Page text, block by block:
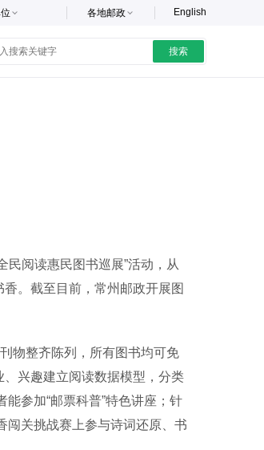
English
各地邮政
搜索
阅读惠民图书巡展”活动，从
。截至目前，常州邮政开展图
物整齐陈列，所有图书均可免
兴趣建立阅读数据模型，分类
能参加“邮票科普”特色讲座；针
闯关挑战赛上参与诗词还原、书